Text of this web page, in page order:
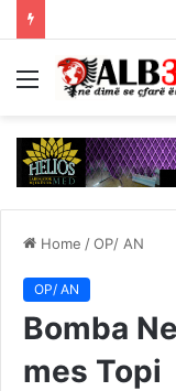
Menu
Home /OP/ AN
OP/ AN
Bomba
mes Topi